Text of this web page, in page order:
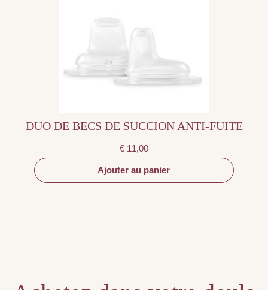
DUO DE BECS DE SUCCION ANTI-FUITE
€ 11,00
Ajouter au panier